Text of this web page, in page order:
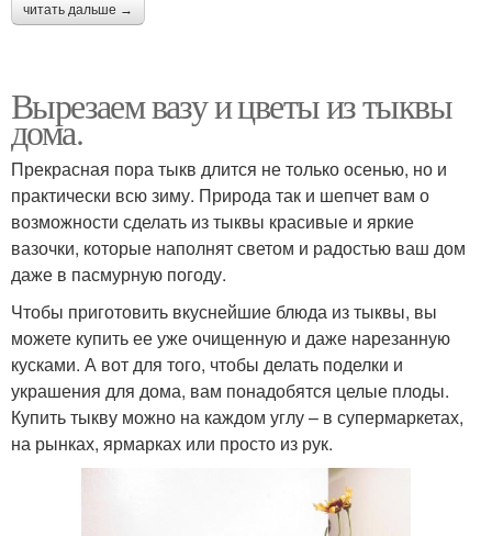
читать дальше →
Вырезаем вазу и цветы из тыквы
дома.
Прекрасная пора тыкв длится не только осенью, но и
практически всю зиму. Природа так и шепчет вам о
возможности сделать из тыквы красивые и яркие
вазочки, которые наполнят светом и радостью ваш дом
даже в пасмурную погоду.
Чтобы приготовить вкуснейшие блюда из тыквы, вы
можете купить ее уже очищенную и даже нарезанную
кусками. А вот для того, чтобы делать поделки и
украшения для дома, вам понадобятся целые плоды.
Купить тыкву можно на каждом углу – в супермаркетах,
на рынках, ярмарках или просто из рук.